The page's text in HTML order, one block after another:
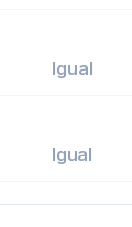
Igual
Igual